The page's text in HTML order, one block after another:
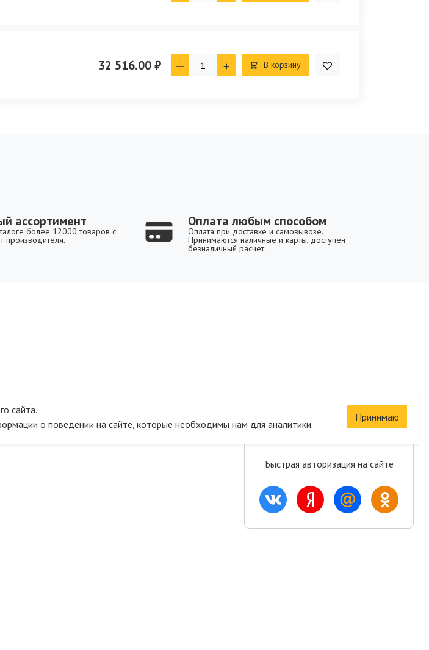
32 516.00 ₽ В корзину
ассортимент
более 12000 товаров с
производителя.
Оплата любым способом
Оплата при доставке и самовывозе.
Принимаются наличные и карты, доступен
безналичный расчет.
Сохраните корзину
Быстрая авторизация на сайте
сайта.
о поведении на сайте, которые необходимы нам для аналитики.
Принимаю